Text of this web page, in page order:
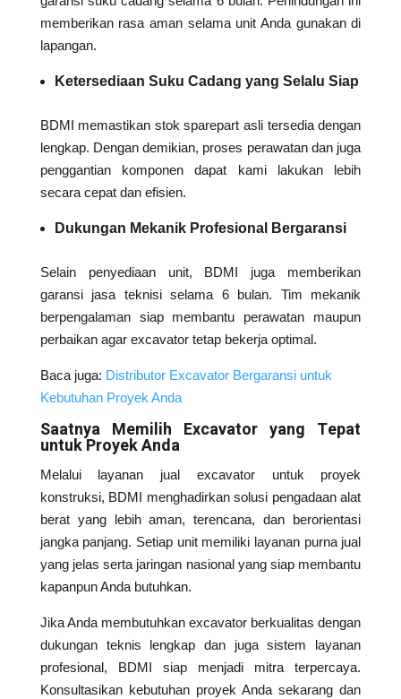
memberikan rasa aman selama unit Anda gunakan di
lapangan.
Ketersediaan Suku Cadang yang Selalu Siap
BDMI memastikan stok sparepart asli tersedia dengan
lengkap. Dengan demikian, proses perawatan dan juga
penggantian komponen dapat kami lakukan lebih
secara cepat dan efisien.
Dukungan Mekanik Profesional Bergaransi
Selain penyediaan unit, BDMI juga memberikan
garansi jasa teknisi selama 6 bulan. Tim mekanik
berpengalaman siap membantu perawatan maupun
perbaikan agar excavator tetap bekerja optimal.
Baca juga: Distributor Excavator Bergaransi untuk
Kebutuhan Proyek Anda
Saatnya Memilih Excavator yang Tepat
untuk Proyek Anda
Melalui layanan jual excavator untuk proyek
konstruksi, BDMI menghadirkan solusi pengadaan alat
berat yang lebih aman, terencana, dan berorientasi
jangka panjang. Setiap unit memiliki layanan purna jual
yang jelas serta jaringan nasional yang siap membantu
kapanpun Anda butuhkan.
Jika Anda membutuhkan excavator berkualitas dengan
dukungan teknis lengkap dan juga sistem layanan
profesional, BDMI siap menjadi mitra terpercaya.
Konsultasikan kebutuhan proyek Anda sekarang dan